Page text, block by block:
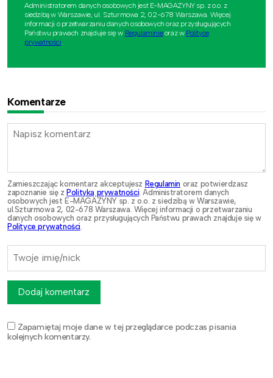
Administratorem danych osobowych jest E-MAGAZYNY sp. z o.o. z
siedzibą w Warszawie, ul. Szturmowa 2, 02-678 Warszawa. Więcej
informacji o przetwarzaniu danych osobowych oraz przysługujących
Państwu prawach znajduje się w Regulaminieoraz w Polityce
prywatności.
Komentarze
Zamieszczając komentarz akceptujesz Regulamin oraz potwierdzasz
zapoznanie się zPolityką prywatności . Administratorem danych
osobowych jest E-MAGAZYNY sp. z o.o. z siedzibą w Warszawie,
ul.Szturmowa 2, 02-678 Warszawa. Więcej informacji o przetwarzaniu
danych osobowych oraz przysługujących Państwu prawach znajduje się w
Polityce prywatności
Zapamiętaj moje dane w tej przeglądarce podczas pisania
kolejnych komentarzy.
Dodaj komentarz